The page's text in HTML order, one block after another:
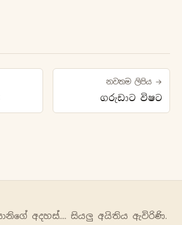
නවතම ලිපිය →
ගරුඩාට විෂට
අදහස්‍.... සියලු අයිතිය ඇවිරිණි.